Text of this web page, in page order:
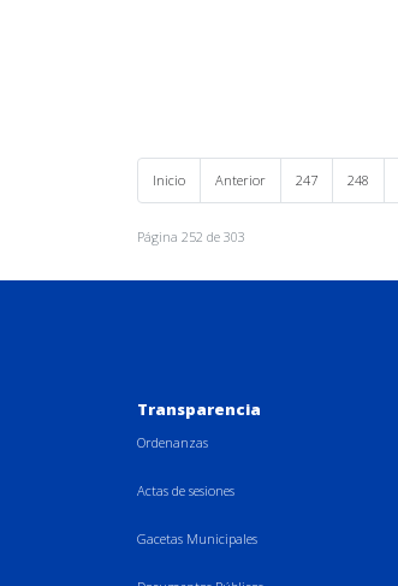
Inicio Anterior 247 248
Página 252 de 303
Transparencia
Ordenanzas
Actas de sesiones
Gacetas Municipales